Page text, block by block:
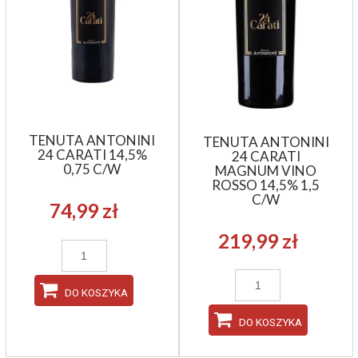
TENUTA ANTONINI
24 CARATI 14,5%
0,75 C/W
74,99 zł
DO KOSZYKA
TENUTA ANTONINI
24 CARATI
MAGNUM VINO
ROSSO 14,5% 1,5
C/W
219,99 zł
DO KOSZYKA